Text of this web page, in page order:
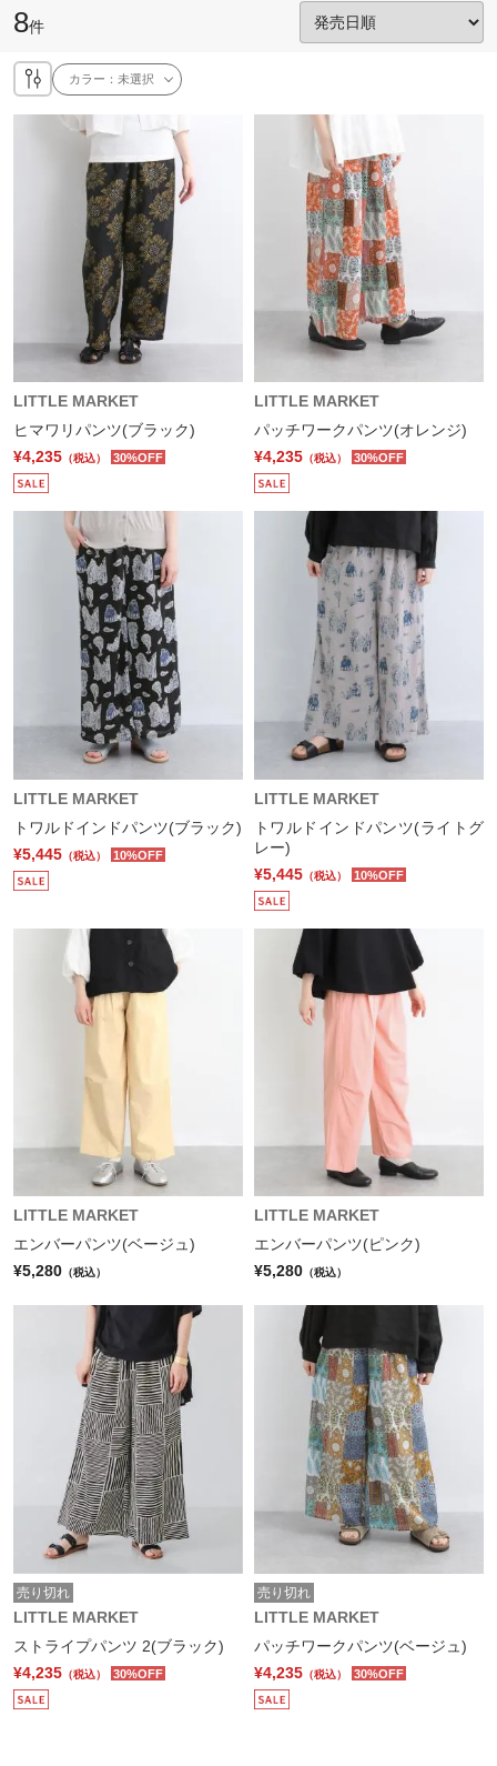
8件
カラー：未選択
LITTLE MARKET
ヒマワリパンツ(ブラック)
¥4,235 （税込） 30%OFF
LITTLE MARKET
パッチワークパンツ(オレンジ)
¥4,235 （税込） 30%OFF
LITTLE MARKET
トワルドインドパンツ(ブラック)
¥5,445 （税込） 10%OFF
LITTLE MARKET
トワルドインドパンツ(ライトグ
レー)
¥5,445 （税込） 10%OFF
LITTLE MARKET
エンバーパンツ(ベージュ)
¥5,280 （税込）
LITTLE MARKET
エンバーパンツ(ピンク)
¥5,280 （税込）
売り切れ
LITTLE MARKET
ストライプパンツ 2(ブラック)
¥4,235 （税込） 30%OFF
売り切れ
LITTLE MARKET
パッチワークパンツ(ベージュ)
¥4,235 （税込） 30%OFF